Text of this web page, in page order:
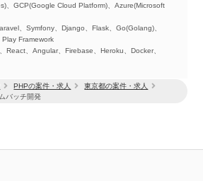
PHPの案件・求人
東京都の案件・求人
バッチ開発
、GCP(Google Cloud Platform)、Azure(Microsoft
、Symfony、Django、Flask、Go(Golang)、
Framework
React、Angular、Firebase、Heroku、Docker、